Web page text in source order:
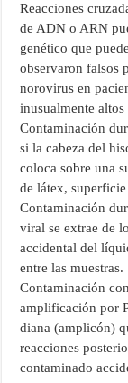
Reacciones
de ADN o ARN
genético que
observaron falsos
norovirus en
inusualmente
Contaminación
si la cabeza del
coloca sobre una
de látex,
Contaminación
viral se extrae de
accidental del
entre las muestras.
Contaminación
amplificación por
diana (amplicón)
reacciones
contaminado